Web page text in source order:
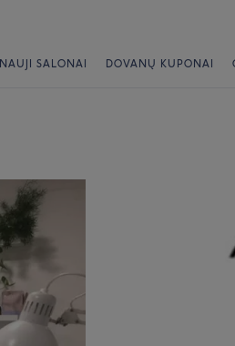
NAUJI SALONAI DOVANŲ KUPONAI